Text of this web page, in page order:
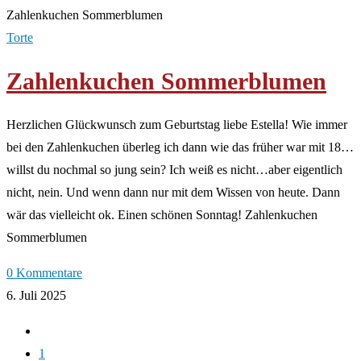
Zahlenkuchen Sommerblumen
Torte
Zahlenkuchen Sommerblumen
Herzlichen Glückwunsch zum Geburtstag liebe Estella! Wie immer
bei den Zahlenkuchen überleg ich dann wie das früher war mit 18…
willst du nochmal so jung sein? Ich weiß es nicht…aber eigentlich
nicht, nein. Und wenn dann nur mit dem Wissen von heute. Dann
wär das vielleicht ok. Einen schönen Sonntag! Zahlenkuchen
Sommerblumen
0 Kommentare
6. Juli 2025
vorherigen
1